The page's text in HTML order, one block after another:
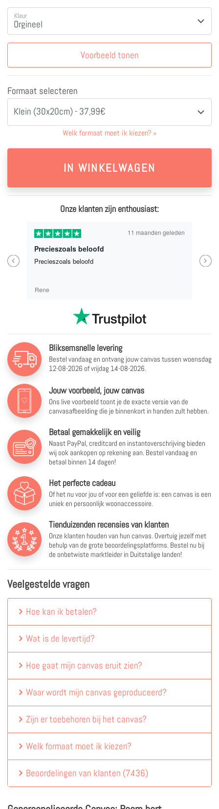
Kleur
Voorbeeld tonen
Formaat selecteren
Klein (30x20cm) - 37,99€
Welk formaat moet ik kiezen? »
Onze klanten zijn enthousiast:
Previous
11 maanden geleden
Precieszoals beloofd
Precieszoals beloofd
Rene
Next
Bliksemsnelle levering
Bestel vandaag en ontvang jouw canvas tussen woensdag
12-08-2026 of vrijdag 14-08-2026.
Jouw voorbeeld, jouw canvas
Ons live voorbeeld toont je de exacte versie van de
canvasafbeelding die je binnenkort in handen zult hebben.
Betaal gemakkelijk en veilig
Naast PayPal, creditcard en instantoverschrijving bieden
wij ook aankopen op rekening aan. Bestel vandaag en
betaal binnen 14 dagen!
Het perfecte cadeau
Of het nu voor jou of voor een geliefde is: een canvas is een
uniek en persoonlijk woonaccessoire.
Tienduizenden recensies van klanten
Onze klanten houden van hun canvas. Overtuig jezelf met
behulp van de grote beoordelingsplatforms. Bestel nu bij
de onbetwiste marktleider in Duitstalige landen!
Veelgestelde vragen
Hoe kan ik betalen?
Wat is de levertijd?
Hoe gaat mijn canvas eruit zien?
Waar wordt mijn canvas geproduceerd?
Zijn er toebehoren bij het canvas?
Welk formaat moet ik kiezen?
Beoordelingen van klanten (7436)